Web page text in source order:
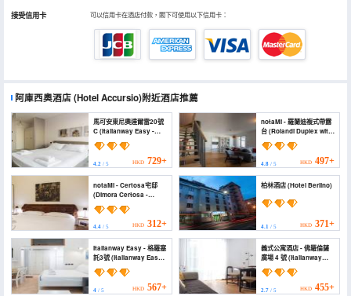
接受信用卡 可以信用卡在酒店付款，閣下可使用以下信用卡：
阿庫西奧酒店(Hotel Accursio)附近酒店推薦
馬可安東尼奧達爾雷20號
C (Italianway Easy -
Marcantonio Dal Re 20
C)
4.2 / 5 HKD 729+
notaMi - 羅蘭迪複式帶露
台 (Rolandi Duplex with
Terrace)
4.8/ 5 HKD 497+
notaMi - Certosa宅邸
(Dimora Certosa -
Milano)
4.4 / 5 HKD 312+
柏林酒店 (Hotel Berlino)
4.1/ 5 HKD 371+
Italianway Easy - 格羅塞
託3號 (Italianway Easy -
Grosseto 3)
4 / 5 HKD 567+
義式公寓酒店 - 佛羅倫薩
廣場 4 號 (Italianway
Easy - Piazza Firenze 4)
2.7/ 5 HKD 455+